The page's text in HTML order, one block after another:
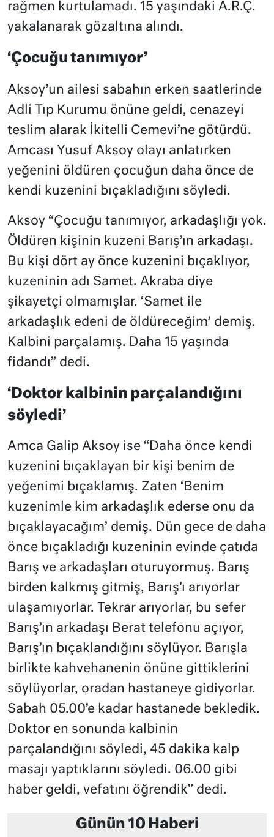
rağmen kurtulamadı. 15 yaşındaki A.R.Ç.
yakalanarak gözaltına alındı.
‘Çocuğu tanımıyor’
Aksoy’un ailesi sabahın erken saatlerinde
Adli Tıp Kurumu önüne geldi, cenazeyi
teslim alarak İkitelli Cemevi’ne götürdü.
Amcası Yusuf Aksoy olayı anlatırken
yeğenini öldüren çocuğun daha önce de
kendi kuzenini bıçakladığını söyledi.
Aksoy “Çocuğu tanımıyor, arkadaşlığı yok.
Öldüren kişinin kuzeni Barış’ın arkadaşı.
Bu kişi dört ay önce kuzenini bıçaklıyor,
kuzeninin adı Samet. Akraba diye
şikayetçi olmamışlar. ‘Samet ile
arkadaşlık edeni de öldüreceğim’ demiş.
Kalbini parçalamış. Daha 15 yaşında
fidandı” dedi.
‘Doktor kalbinin parçalandığını
söyledi’
Amca Galip Aksoy ise “Daha önce kendi
kuzenini bıçaklayan bir kişi benim de
yeğenimi bıçaklamış. Zaten ‘Benim
kuzenimle kim arkadaşlık ederse onu da
bıçaklayacağım’ demiş. Dün gece de daha
önce bıçakladığı kuzeninin evinde çatıda
Barış ve arkadaşları oturuyormuş. Barış
birden kalkmış gitmiş, Barış’ı arıyorlar
ulaşamıyorlar. Tekrar arıyorlar, bu sefer
Barış’ın arkadaşı Berat telefonu açıyor,
Barış’ın bıçaklandığını söylüyor. Barışla
birlikte kahvehanenin önüne gittiklerini
söylüyorlar, oradan hastaneye gidiyorlar.
Sabah 05.00’e kadar hastanede bekledik.
Doktor en sonunda kalbinin
parçalandığını söyledi, 45 dakika kalp
masajı yaptıklarını söyledi. 06.00 gibi
haber geldi, vefatını öğrendik” dedi.
Günün 10 Haberi